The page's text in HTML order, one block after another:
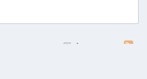
Активность